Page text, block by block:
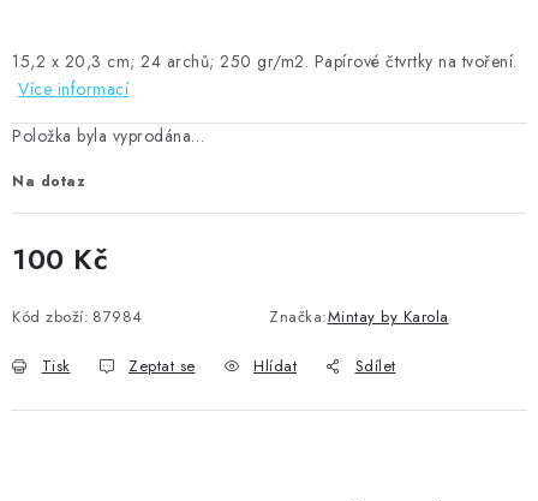
15,2 x 20,3 cm; 24 archů; 250 gr/m2. Papírové čtvrtky na tvoření.
Více informací
Položka byla vyprodána…
Na dotaz
100 Kč
Kód zboží: 87984 Značka:Mintay by Karola
Tisk Zeptat se Hlídat Sdílet